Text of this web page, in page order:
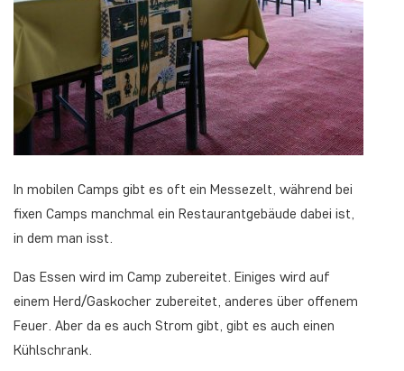
In mobilen Camps gibt es oft ein Messezelt, während bei
fixen Camps manchmal ein Restaurantgebäude dabei ist,
in dem man isst.
Das Essen wird im Camp zubereitet. Einiges wird auf
einem Herd/Gaskocher zubereitet, anderes über offenem
Feuer. Aber da es auch Strom gibt, gibt es auch einen
Kühlschrank.